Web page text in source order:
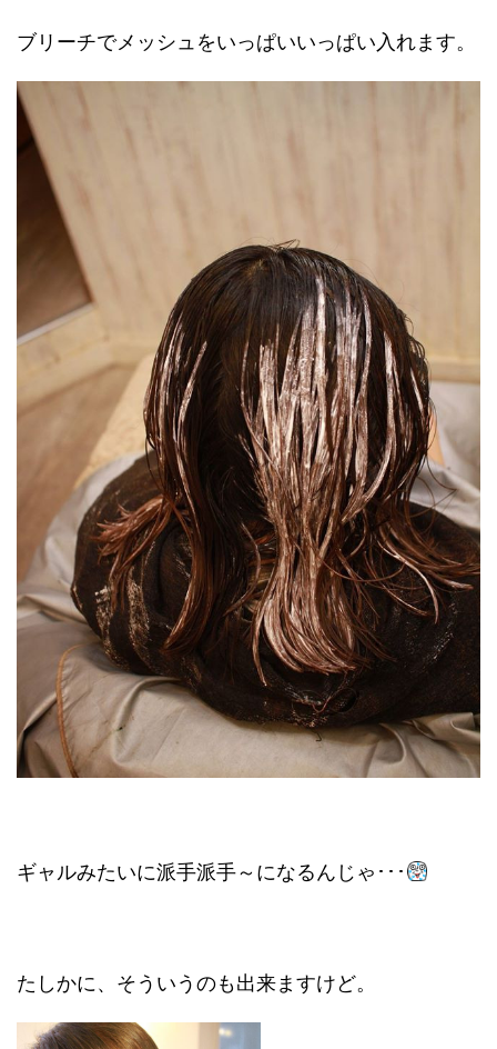
ブリーチでメッシュをいっぱいいっぱい入れます。
ギャルみたいに派手派手～になるんじゃ･･･
たしかに、そういうのも出来ますけど。